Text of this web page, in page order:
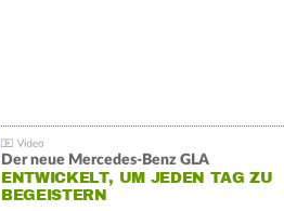
Der neue Mercedes-Benz GLA
ENTWICKELT, UM JEDEN TAG ZU
BEGEISTERN